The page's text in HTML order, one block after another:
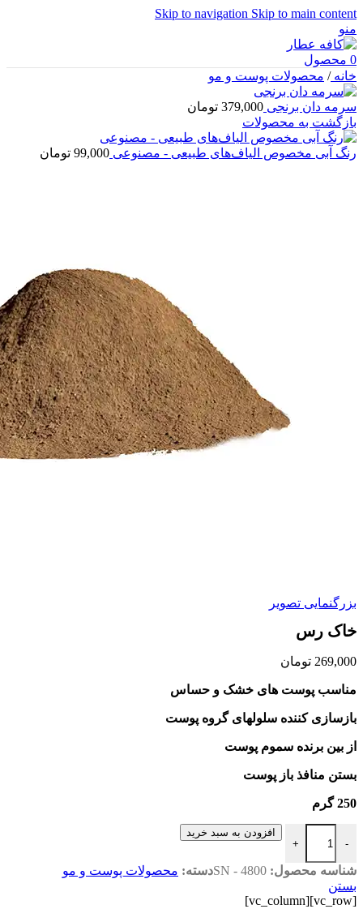
Skip to navigation Skip to main content
منو
0 محصول
خانه/ محصولات پوست و مو
سرمه دان برنجی 379,000 تومان
بازگشت به محصولات
رنگ آبی مخصوص الیاف‌های طبیعی - مصنوعی 99,000 تومان
بزرگنمایی تصویر
خاک رس
269,000 تومان
مناسب پوست های خشک و حساس
بازسازی کننده سلولهای گروه پوست
از بین برنده سموم پوست
بستن منافذ باز پوست
250 گرم
-
+
افزودن به سبد خرید
شناسه محصول: SN - 4800دسته: محصولات پوست و مو
بستن
[vc_row][vc_column]